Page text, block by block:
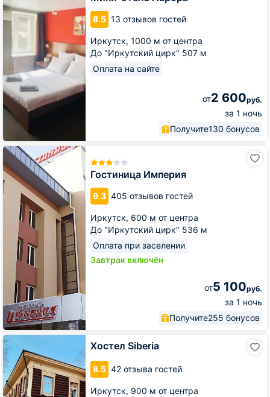
8.5 13 отзывов гостей
Иркутск, 1000 м от центра
До "Иркутский цирк" 507 м
Оплата на сайте
от2 600руб.
за 1 ночь
Получите130 бонусов
Гостиница Империя
9.3 405 отзывов гостей
Иркутск, 600 м от центра
До "Иркутский цирк" 536 м
Оплата при заселении
Завтрак включён
от5 100руб.
за 1 ночь
Получите255 бонусов
Гостиница
Империя
Хостел Siberia
8.5 42 отзыва гостей
Иркутск, 900 м от центра
Хостел
Siberia